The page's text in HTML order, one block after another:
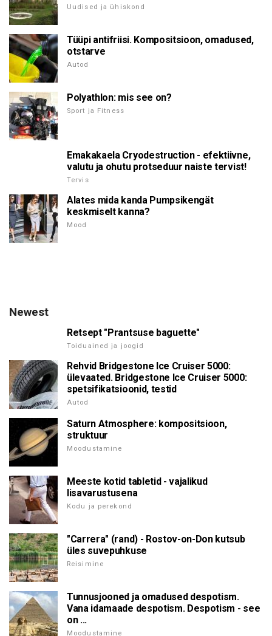
Uudised ja ühiskond
Tüüpi antifriisi. Kompositsioon, omadused,
otstarve
Autod
Polyathlon: mis see on?
Sport ja Fitness
Emakakaela Cryodestruction - efektiivne,
valutu ja ohutu protseduur naiste tervist!
Tervis
Alates mida kanda Pumpsikengät
keskmiselt kanna?
Mood
Newest
Retsept "Prantsuse baguette"
Toiduained ja joogid
Rehvid Bridgestone Ice Cruiser 5000:
ülevaated. Bridgestone Ice Cruiser 5000:
spetsifikatsioonid, testid
Autod
Saturn Atmosphere: kompositsioon,
struktuur
Moodustamine
Meeste kotid tabletid - vajalikud
lisavarustusena
Kodu ja perekond
"Carrera" (rand) - Rostov-on-Don kutsub
üles suvepuhkuse
Reisimine
Tunnusjooned ja omadused despotism.
Vana idamaade despotism. Despotism - see
on ...
Moodustamine